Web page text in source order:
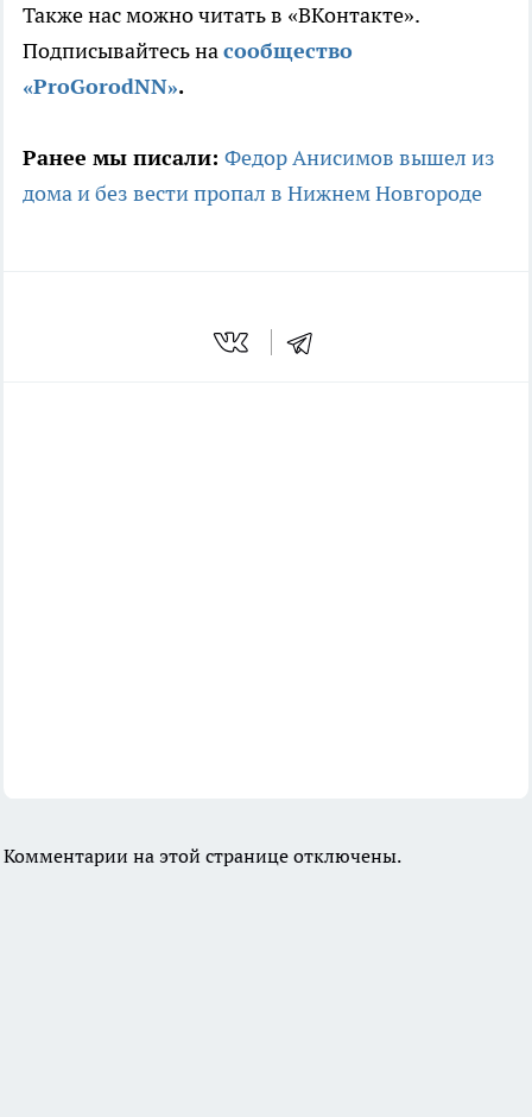
Также нас можно читать в «ВКонтакте».
Подписывайтесь насообщество
«ProGorodNN».
Ранее мы писали: Федор Анисимов вышел из
дома и без вести пропал в Нижнем Новгороде
Комментарии на этой странице отключены.